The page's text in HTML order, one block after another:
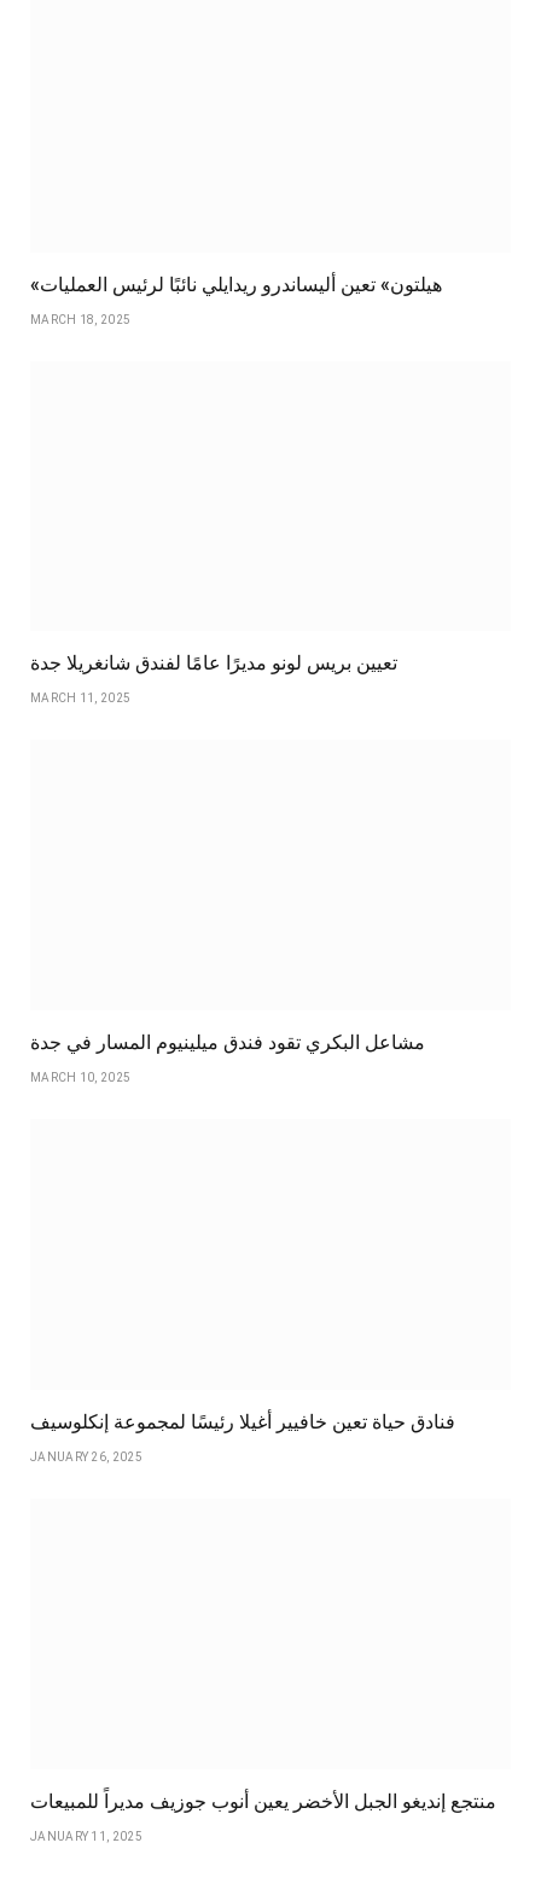
«هيلتون» تعين أليساندرو ريدايلي نائبًا لرئيس العمليات
MARCH 18, 2025
تعيين بريس لونو مديرًا عامًا لفندق شانغريلا جدة
MARCH 11, 2025
مشاعل البكري تقود فندق ميلينيوم المسار في جدة
MARCH 10, 2025
فنادق حياة تعين خافيير أغيلا رئيسًا لمجموعة إنكلوسيف
JANUARY 26, 2025
منتجع إنديغو الجبل الأخضر يعين أنوب جوزيف مديراً للمبيعات
JANUARY 11, 2025